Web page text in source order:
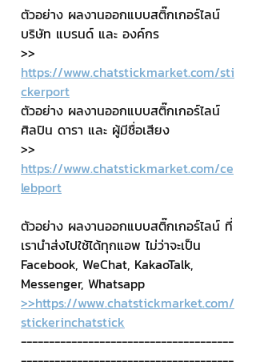
ตัวอย่าง ผลงานออกแบบสติ๊กเกอร์ไลน์
บริษัท แบรนด์ และ องค์กร
>>
https://www.chatstickmarket.com/sti
ckerport
ตัวอย่าง ผลงานออกแบบสติ๊กเกอร์ไลน์
ศิลปิน ดารา และ ผู้มีชื่อเสียง
>>
https://www.chatstickmarket.com/ce
lebport
ตัวอย่าง ผลงานออกแบบสติ๊กเกอร์ไลน์ ที่
เรานำส่งไปใช้ได้ทุกแอพ ไม่ว่าจะเป็น
Facebook, WeChat, KakaoTalk,
Messenger, Whatsapp
>>https://www.chatstickmarket.com/
stickerinchatstick
--------------------------------------